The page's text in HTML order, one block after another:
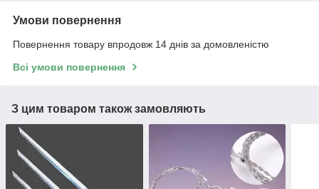
Умови повернення
Повернення товару впродовж 14 днів за домовленістю
Всі умови повернення
З цим товаром також замовляють